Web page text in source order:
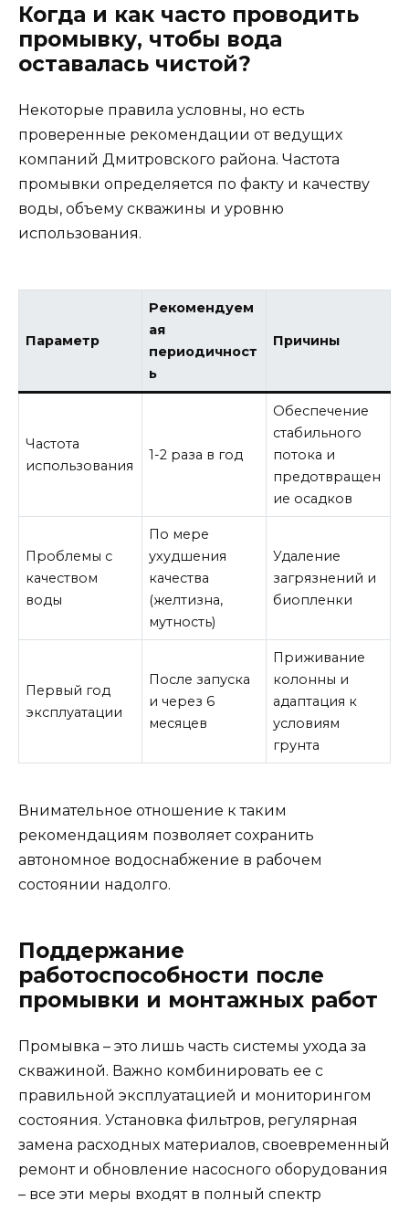
Когда и как часто проводить
промывку, чтобы вода
оставалась чистой?
Некоторые правила условны, но есть
проверенные рекомендации от ведущих
компаний Дмитровского района. Частота
промывки определяется по факту и качеству
воды, объему скважины и уровню
использования.
Параметр
Рекомендуем
ая
периодичност
ь
Причины
Частота
использования
1-2 раза в год
Обеспечение
стабильного
потока и
предотвращен
ие осадков
Проблемы с
качеством
воды
По мере
ухудшения
качества
(желтизна,
мутность)
Удаление
загрязнений и
биопленки
Первый год
эксплуатации
После запуска
и через 6
месяцев
Приживание
колонны и
адаптация к
условиям
грунта
Внимательное отношение к таким
рекомендациям позволяет сохранить
автономное водоснабжение в рабочем
состоянии надолго.
Поддержание
работоспособности после
промывки и монтажных работ
Промывка – это лишь часть системы ухода за
скважиной. Важно комбинировать ее с
правильной эксплуатацией и мониторингом
состояния. Установка фильтров, регулярная
замена расходных материалов, своевременный
ремонт и обновление насосного оборудования
– все эти меры входят в полный спектр